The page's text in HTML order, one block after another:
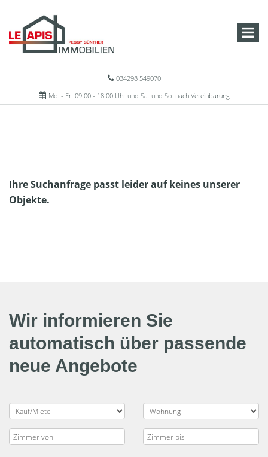
034298 549070
Mo. - Fr. 09.00 - 18.00 Uhr und Sa. und So. nach Vereinbarung
Ihre Suchanfrage passt leider auf keines unserer
Objekte.
Wir informieren Sie
automatisch über passende
neue Angebote